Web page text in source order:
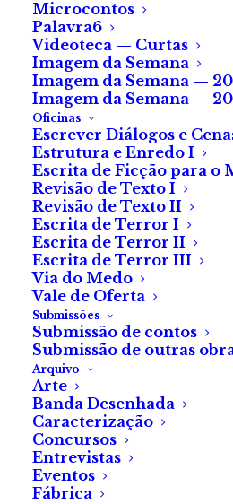
Microcontos
Palavra6
Videoteca — Curtas
Imagem da Semana
Imagem da Semana —
Imagem da Semana —
Oficinas
Escrever Diálogos e
Estrutura e Enredo I
Escrita de Ficção para o
Revisão de Texto I
Revisão de Texto II
Escrita de Terror I
Escrita de Terror II
Escrita de Terror III
Via do Medo
Vale de Oferta
Submissões
Submissão de contos
Submissão de outras
Arquivo
Arte
Banda Desenhada
Caracterização
Concursos
Entrevistas
Eventos
Fábrica
Encarnado
dePedro Lucas Martins
Foiele que me obrigou a pintar